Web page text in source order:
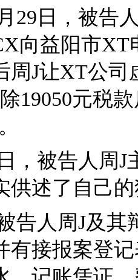
29日，被告
向益阳市XT
周J让XT公
19050元税
，被告人周
供述了自己
告人周J及
有接报案登